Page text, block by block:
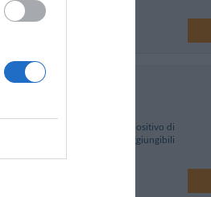
minuti d'autobus dal polo espositivo di
ristoranti, negozi e pub, raggiungibili